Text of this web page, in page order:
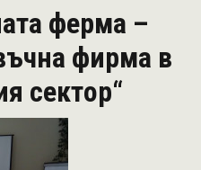
ферма –
фирма в
сектор“